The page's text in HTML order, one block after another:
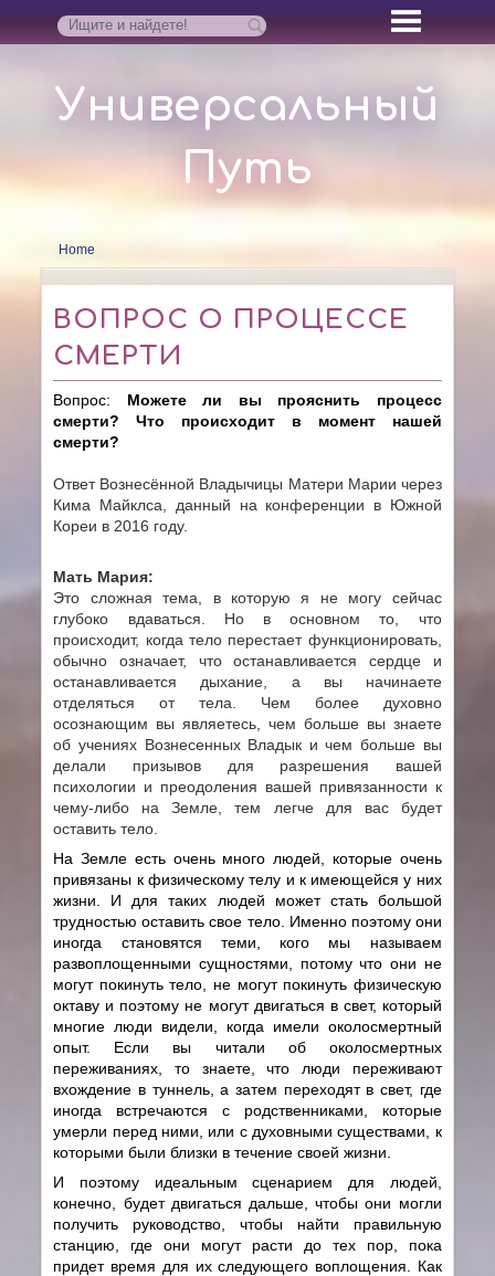
Универсальный
Путь
Home
ВОПРОС О ПРОЦЕССЕ
СМЕРТИ
Вопрос: Можете ли вы прояснить процесс
смерти? Что происходит в момент нашей
смерти?
Ответ Вознесённой Владычицы Матери Марии через
Кима Майклса, данный на конференции в Южной
Кореи в 2016 году.
Мать Мария:
Это сложная тема, в которую я не могу сейчас
глубоко вдаваться. Но в основном то, что
происходит, когда тело перестает функционировать,
обычно означает, что останавливается сердце и
останавливается дыхание, а вы начинаете
отделяться от тела. Чем более духовно
осознающим вы являетесь, чем больше вы знаете
об учениях Вознесенных Владык и чем больше вы
делали призывов для разрешения вашей
психологии и преодоления вашей привязанности к
чему-либо на Земле, тем легче для вас будет
оставить тело.
На Земле есть очень много людей, которые очень
привязаны к физическому телу и к имеющейся у них
жизни. И для таких людей может стать большой
трудностью оставить свое тело. Именно поэтому они
иногда становятся теми, кого мы называем
развоплощенными сущностями, потому что они не
могут покинуть тело, не могут покинуть физическую
октаву и поэтому не могут двигаться в свет, который
многие люди видели, когда имели околосмертный
опыт. Если вы читали об околосмертных
переживаниях, то знаете, что люди переживают
вхождение в туннель, а затем переходят в свет, где
иногда встречаются с родственниками, которые
умерли перед ними, или с духовными существами, к
которыми были близки в течение своей жизни.
И поэтому идеальным сценарием для людей,
конечно, будет двигаться дальше, чтобы они могли
получить руководство, чтобы найти правильную
станцию, где они могут расти до тех пор, пока
придет время для их следующего воплощения. Как